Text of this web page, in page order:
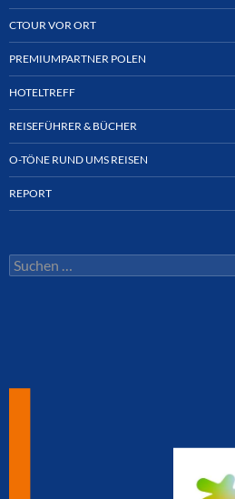
CTOUR VOR ORT
PREMIUMPARTNER POLEN
HOTELTREFF
REISEFÜHRER & BÜCHER
O-TÖNE RUND UMS REISEN
REPORT
Suchen
nach: